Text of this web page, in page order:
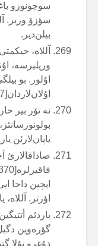
سؤزۆ وریر.
بیلن‌دیر.
وریلیرسە،
اۇلور. بو
اۇلان‌لاردان[367] باشقاسئ اولاشاماز.
نە تۆر بیر
یاپان‌لارئن
صاداقالارئ
ایچین داحا
اؤرتر.
یاردئم
دۇغرو یۇلا